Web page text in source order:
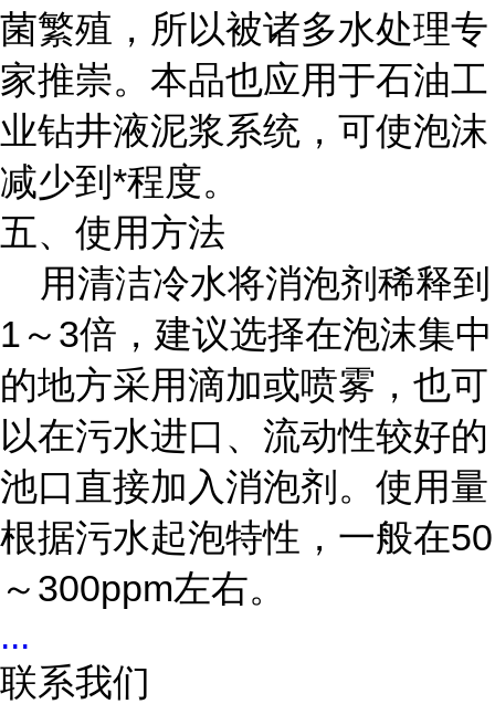
菌繁殖，所以被诸多水处理专
家推崇。本品也应用于石油工
业钻井液泥浆系统，可使泡沫
减少到*程度。
五、使用方法
用清洁冷水将消泡剂稀释到
1～3倍，建议选择在泡沫集中
的地方采用滴加或喷雾，也可
以在污水进口、流动性较好的
池口直接加入消泡剂。使用量
根据污水起泡特性，一般在50
～300ppm左右。
...
联系我们